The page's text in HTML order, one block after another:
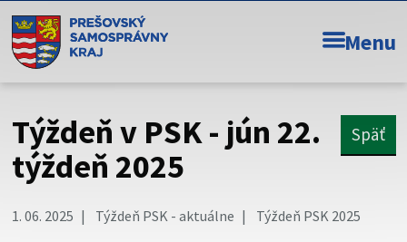
Doména psk.sk je oficiálna
Toto je oficiálna webová stránka Prešovského
psk.sk.
Táto stránka je zabezpečená
cez zabezpečenú webovú stránku. Zabezpečená stránka
vždy začína https:// pred názvom domény webového sídla.
Menu
Týždeň v PSK - jún 22.
týždeň 2025
Späť
1. 06. 2025 Týždeň PSK - aktuálne Týždeň PSK 2025